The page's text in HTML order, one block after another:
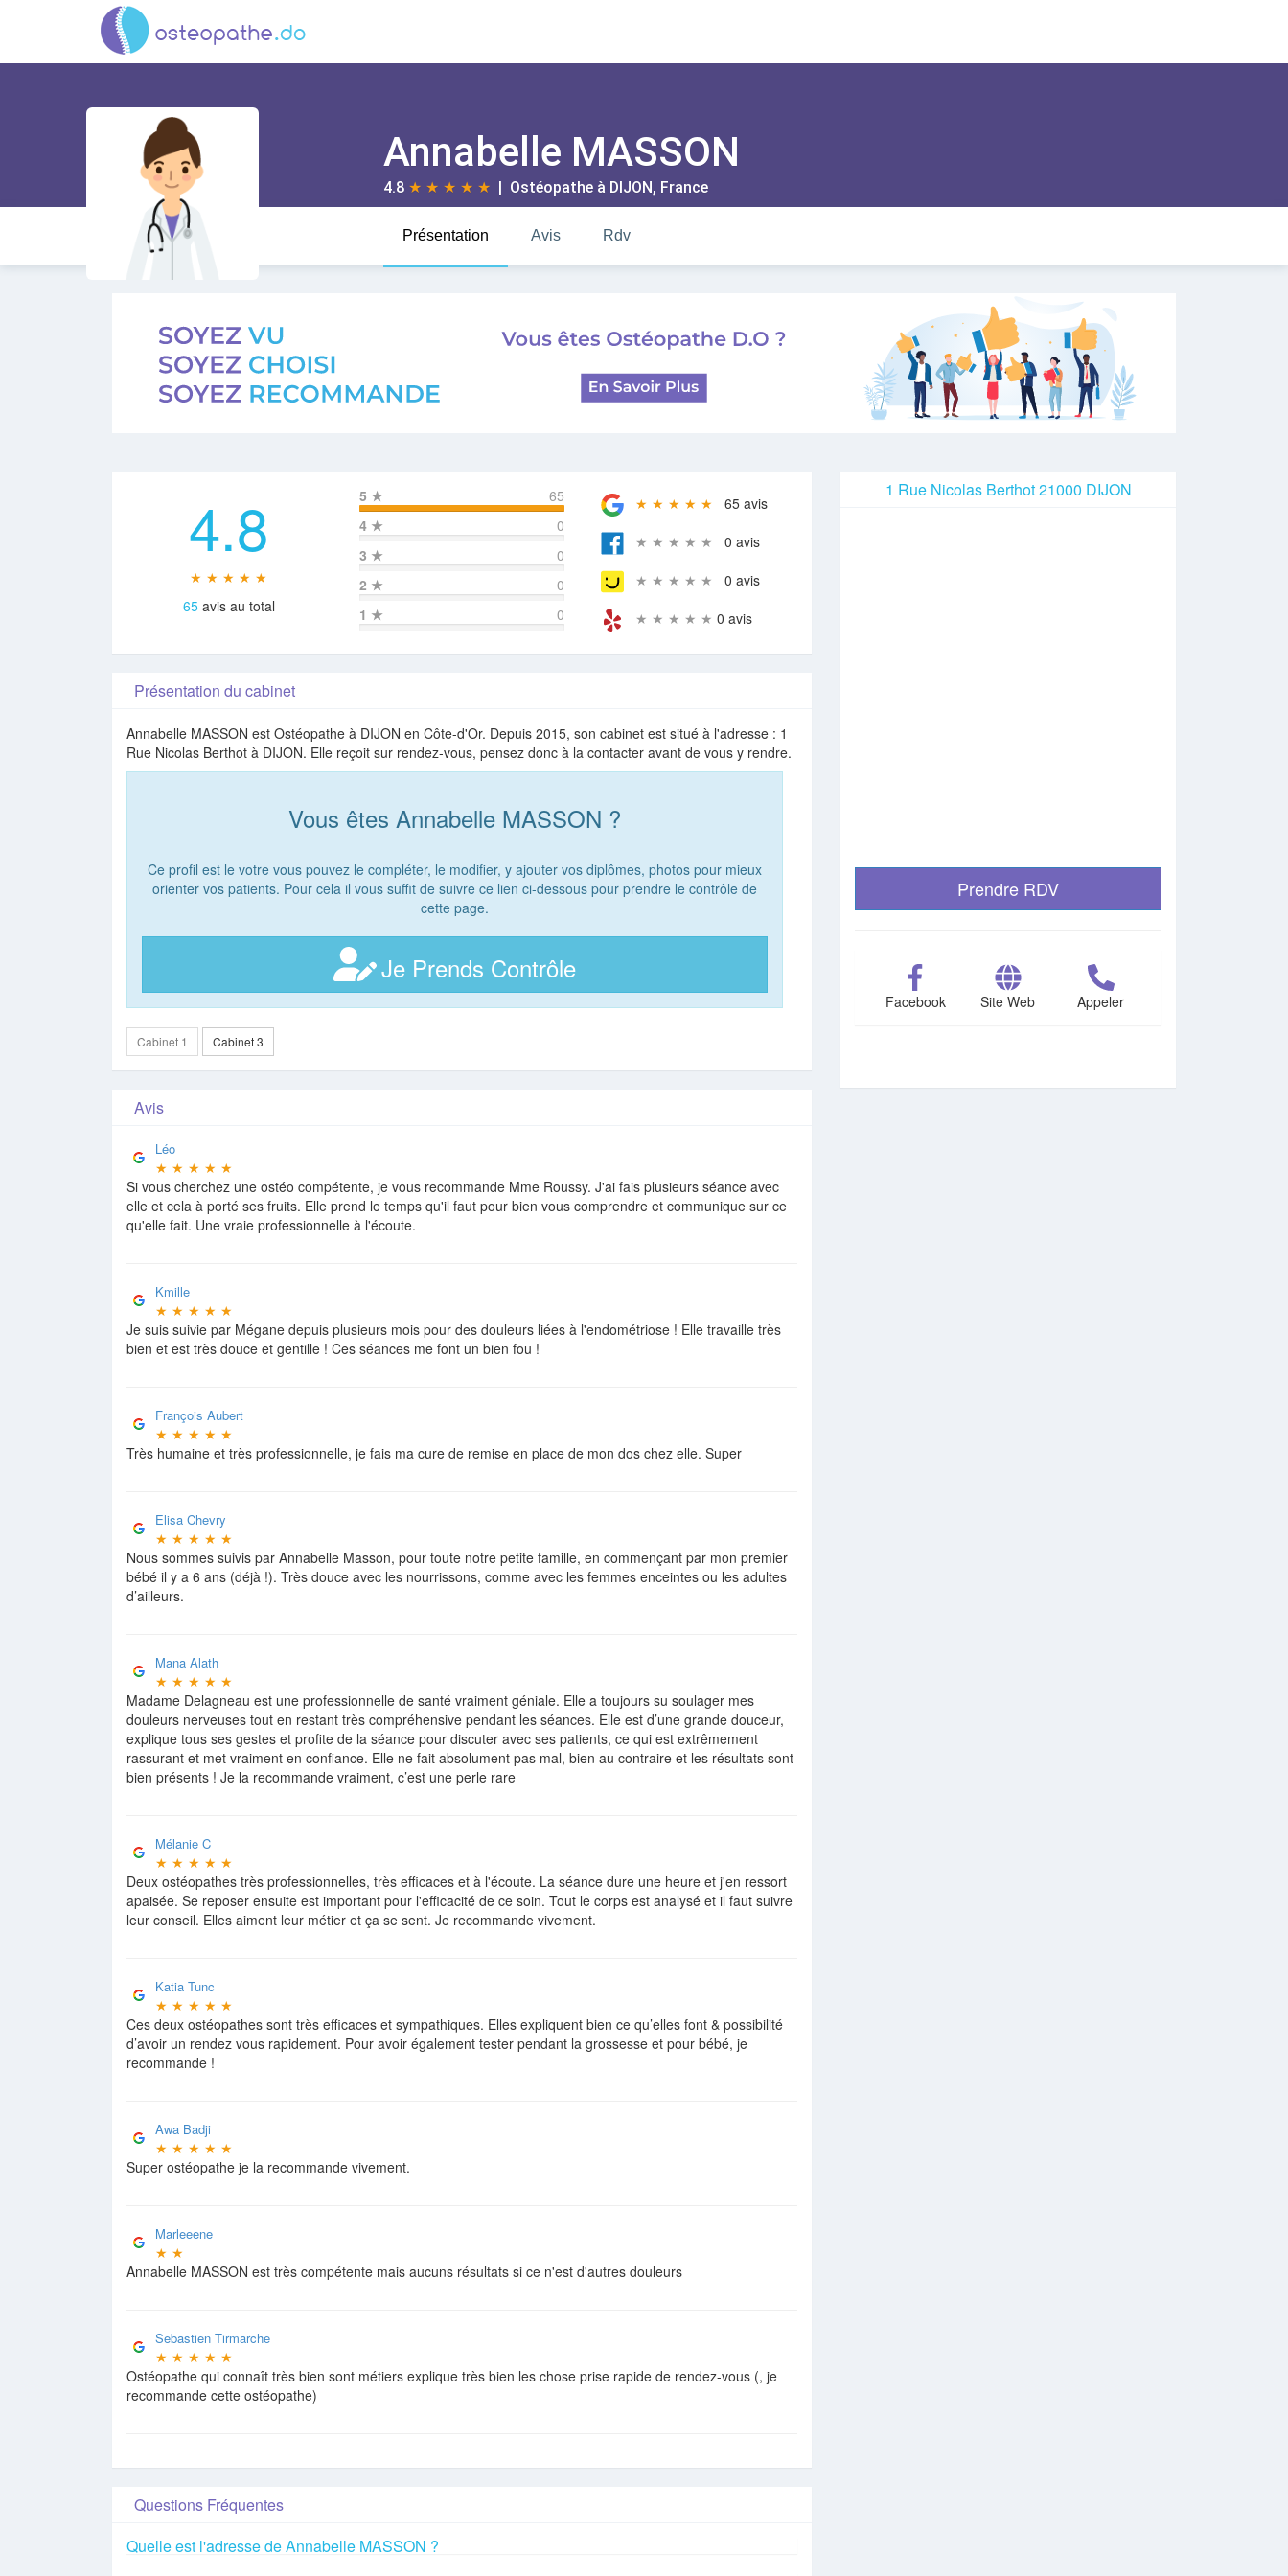
Annabelle MASSON
4.8 ★ ★ ★ ★ ★ | Ostéopathe à DIJON, France
Présentation Avis Rdv
4.8
★ ★ ★ ★ ★
65 avis au total
5 ★
65
4 ★
0
3 ★
0
2 ★
0
1 ★ 0
★ ★ ★ ★ ★ 65 avis
★ ★ ★ ★ ★ 0 avis
★ ★ ★ ★ ★ 0 avis
★ ★ ★ ★ ★ 0 avis
Présentation du cabinet
Annabelle MASSON est Ostéopathe à DIJON en Côte-d'Or. Depuis 2015, son cabinet est situé à l'adresse : 1
Rue Nicolas Berthot à DIJON. Elle reçoit sur rendez-vous, pensez donc à la contacter avant de vous y rendre.
Vous êtes Annabelle MASSON ?
Ce profil est le votre vous pouvez le compléter, le modifier, y ajouter vos diplômes, photos pour mieux
orienter vos patients. Pour cela il vous suffit de suivre ce lien ci-dessous pour prendre le contrôle de
cette page.
Je Prends Contrôle
Cabinet 1 Cabinet 3
Avis
Léo
★ ★ ★ ★ ★
Si vous cherchez une ostéo compétente, je vous recommande Mme Roussy. J'ai fais plusieurs séance avec
elle et cela à porté ses fruits. Elle prend le temps qu'il faut pour bien vous comprendre et communique sur ce
qu'elle fait. Une vraie professionnelle à l'écoute.
Kmille
★ ★ ★ ★ ★
Je suis suivie par Mégane depuis plusieurs mois pour des douleurs liées à l'endométriose ! Elle travaille très
bien et est très douce et gentille ! Ces séances me font un bien fou !
François Aubert
★ ★ ★ ★ ★
Très humaine et très professionnelle, je fais ma cure de remise en place de mon dos chez elle. Super
Elisa Chevry
★ ★ ★ ★ ★
Nous sommes suivis par Annabelle Masson, pour toute notre petite famille, en commençant par mon premier
bébé il y a 6 ans (déjà !). Très douce avec les nourrissons, comme avec les femmes enceintes ou les adultes
d’ailleurs.
Mana Alath
★ ★ ★ ★ ★
Madame Delagneau est une professionnelle de santé vraiment géniale. Elle a toujours su soulager mes
douleurs nerveuses tout en restant très compréhensive pendant les séances. Elle est d’une grande douceur,
explique tous ses gestes et profite de la séance pour discuter avec ses patients, ce qui est extrêmement
rassurant et met vraiment en confiance. Elle ne fait absolument pas mal, bien au contraire et les résultats sont
bien présents ! Je la recommande vraiment, c’est une perle rare
Mélanie C
★ ★ ★ ★ ★
Deux ostéopathes très professionnelles, très efficaces et à l'écoute. La séance dure une heure et j'en ressort
apaisée. Se reposer ensuite est important pour l'efficacité de ce soin. Tout le corps est analysé et il faut suivre
leur conseil. Elles aiment leur métier et ça se sent. Je recommande vivement.
Katia Tunc
★ ★ ★ ★ ★
Ces deux ostéopathes sont très efficaces et sympathiques. Elles expliquent bien ce qu’elles font & possibilité
d’avoir un rendez vous rapidement. Pour avoir également tester pendant la grossesse et pour bébé, je
recommande !
Awa Badji
★ ★ ★ ★ ★
Super ostéopathe je la recommande vivement.
Marleeene
★ ★
Annabelle MASSON est très compétente mais aucuns résultats si ce n'est d'autres douleurs
Sebastien Tirmarche
★ ★ ★ ★ ★
Ostéopathe qui connaît très bien sont métiers explique très bien les chose prise rapide de rendez-vous (, je
recommande cette ostéopathe)
Questions Fréquentes
Quelle est l'adresse de Annabelle MASSON ?
1 Rue Nicolas Berthot 21000 DIJON
Prendre RDV
Facebook Site Web Appeler